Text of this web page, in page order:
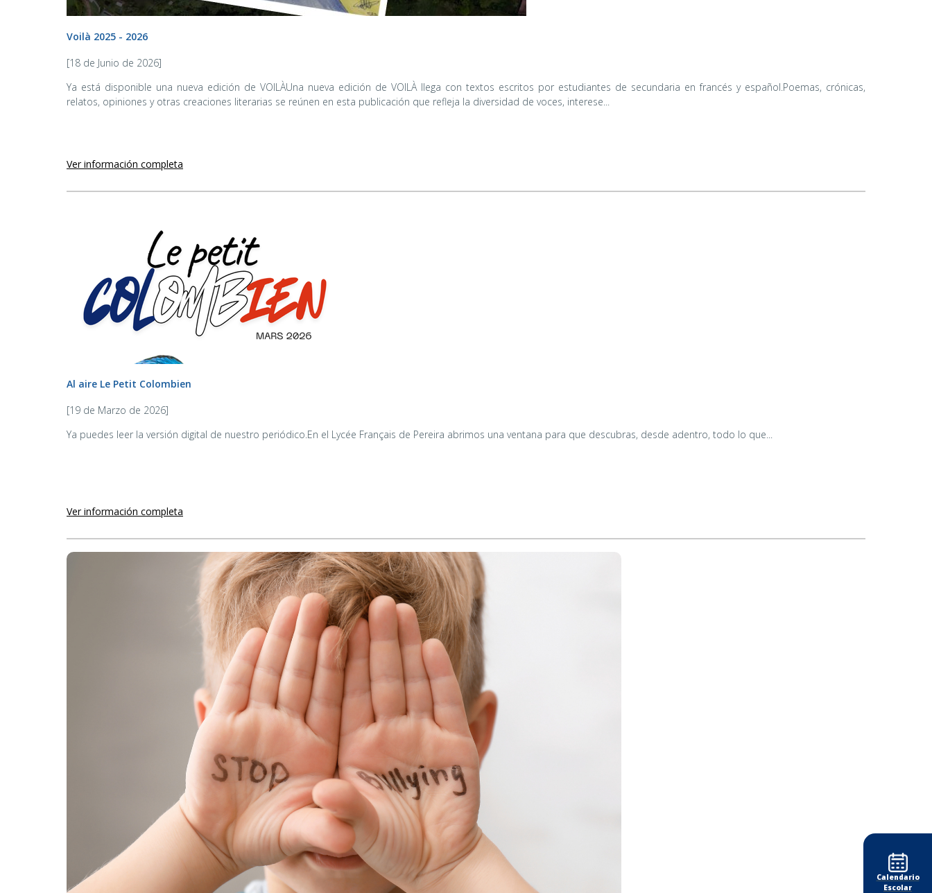
Voilà 2025 - 2026
[18 de Junio de 2026]
Ya está disponible una nueva edición de VOILÀUna nueva edición de VOILÀ llega con textos escritos por estudiantes de secundaria en francés y español.Poemas, crónicas,
relatos, opiniones y otras creaciones literarias se reúnen en esta publicación que refleja la diversidad de voces, interese...
Ver información completa
Al aire Le Petit Colombien
[19 de Marzo de 2026]
Ya puedes leer la versión digital de nuestro periódico.En el Lycée Français de Pereira abrimos una ventana para que descubras, desde adentro, todo lo que...
Ver información completa
Calendario
Escolar